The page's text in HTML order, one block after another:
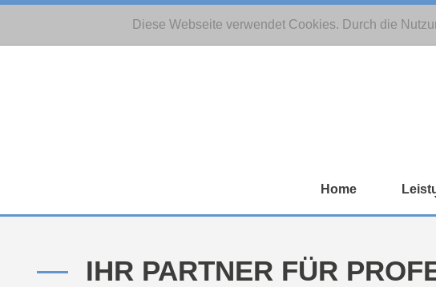
Diese Webseite verwendet Cookies. Durch die
Home
IHR PARTNER FÜR